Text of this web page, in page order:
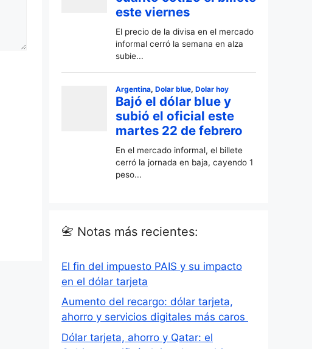
📇 Notas más recientes:
El fin del impuesto PAIS y su impacto
en el dólar tarjeta
Aumento del recargo: dólar tarjeta,
ahorro y servicios digitales más caros
Dólar tarjeta, ahorro y Qatar: el